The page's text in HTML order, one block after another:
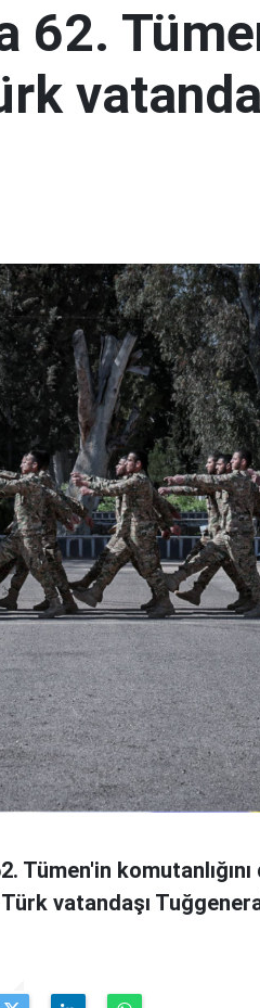
62.
Tümen'in
vatandaşı